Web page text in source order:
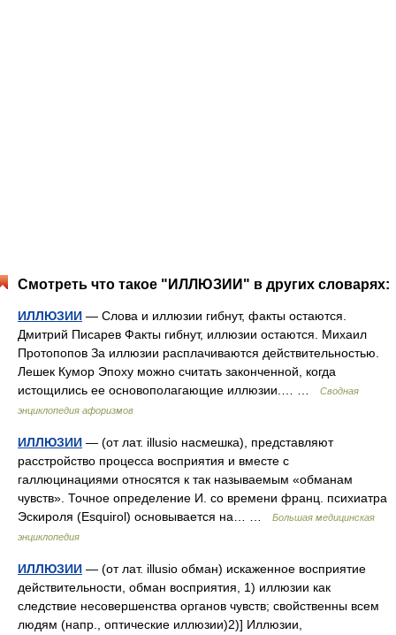
Смотреть что такое "ИЛЛЮЗИИ" в других словарях:
ИЛЛЮЗИИ — Слова и иллюзии гибнут, факты остаются.
Дмитрий Писарев Факты гибнут, иллюзии остаются. Михаил
Протопопов За иллюзии расплачиваются действительностью.
Лешек Кумор Эпоху можно считать законченной, когда
истощились ее основополагающие иллюзии.… …
Сводная
энциклопедия афоризмов
ИЛЛЮЗИИ — (от лат. illusio насмешка), представляют
расстройство процесса восприятия и вместе с
галлюцинациями относятся к так называемым «обманам
чувств». Точное определение И. со времени франц. психиатра
Эскироля (Esquirol) основывается на… …
Большая медицинская
энциклопедия
ИЛЛЮЗИИ — (от лат. illusio обман) искаженное восприятие
действительности, обман восприятия, 1) иллюзии как
следствие несовершенства органов чувств; свойственны всем
людям (напр., оптические иллюзии)2)] Иллюзии,